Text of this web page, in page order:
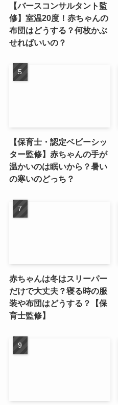
【バースコンサルタント監
修】室温20度！赤ちゃんの
布団はどうする？何枚かぶ
せればいいの？
【保育士・認定ベビーシッ
ター監修】赤ちゃんの手が
温かいのは眠いから？暑い
の寒いのどっち？
赤ちゃんは冬はスリーパー
だけで大丈夫？寝る時の服
装や布団はどうする？【保
育士監修】